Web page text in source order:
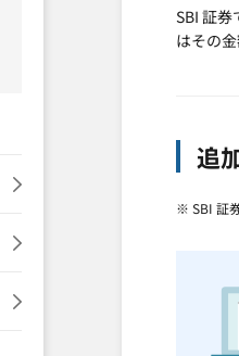
SBI 証
はその
追
※ SBI 証